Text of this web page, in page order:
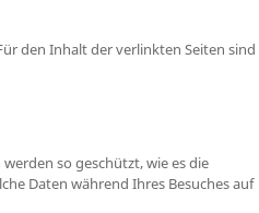
den Inhalt der verlinkten Seiten sind
so geschützt, wie es die
Daten während Ihres Besuches auf